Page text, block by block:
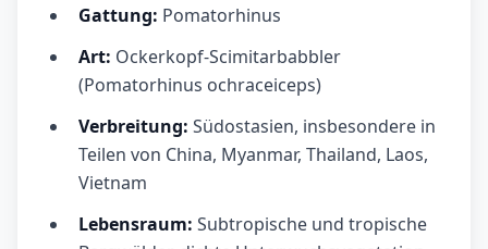
Gattung: Pomatorhinus
Art: Ockerkopf-Scimitarbabbler
(Pomatorhinus ochraceiceps)
Verbreitung: Südostasien, insbesondere in
Teilen von China, Myanmar, Thailand, Laos,
Vietnam
Lebensraum: Subtropische und tropische